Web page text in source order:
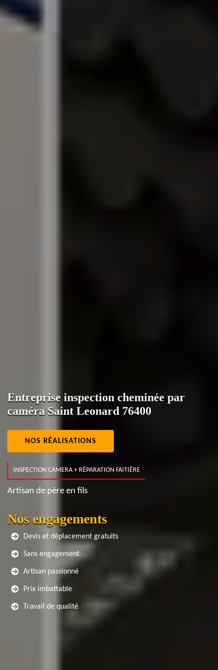
Entreprise inspection cheminée par
caméra Saint Leonard 76400
NOS RÉALISATIONS
INSPECTION CAMERA + RÉPARATION FAITIÈRE
Artisan de père en fils
Nos engagements
Devis et déplacement gratuits
Sans engagement
Artisan passionné
Prix imbattable
Travail de qualité